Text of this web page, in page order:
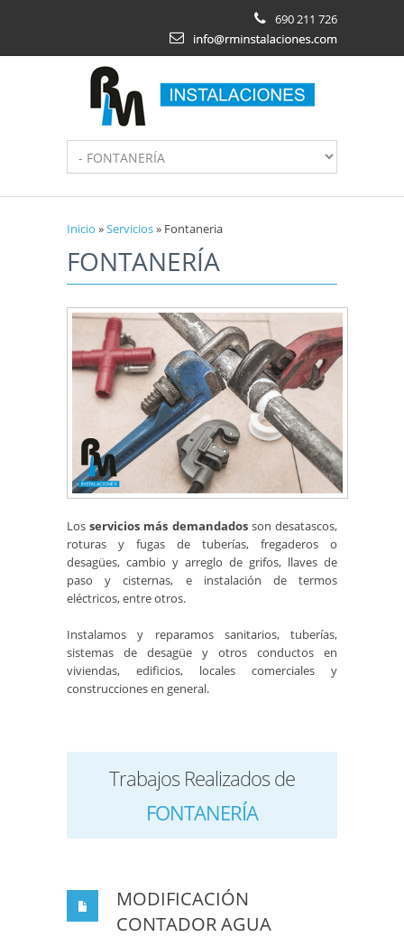
690 211 726
Inicio »Servicios» Fontaneria
FONTANERÍA
Losservicios más demandados son desatascos,
roturas y fugas de tuberías, fregaderos o
desagües, cambio y arreglo de grifos, llaves de
paso y cisternas, e instalación de termos
eléctricos, entre otros.
Instalamos y reparamos sanitarios, tuberías,
sistemas de desagüe y otros conductos en
viviendas, edificios, locales comerciales y
construcciones en general.
Trabajos Realizados de
FONTANERÍA
MODIFICACIÓN
CONTADOR AGUA